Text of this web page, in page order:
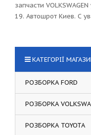
запчасти
19. Автошрот Киев. С
КАТЕГОРІЇ
РОЗБОРКА FORD
РОЗБОРКА
РОЗБОРКА TOYOTA